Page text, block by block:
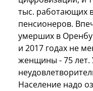
тыс. работающих
пенсионеров.
умерших в
и 2017 годах не
женщины - 75 лет.
Население надо